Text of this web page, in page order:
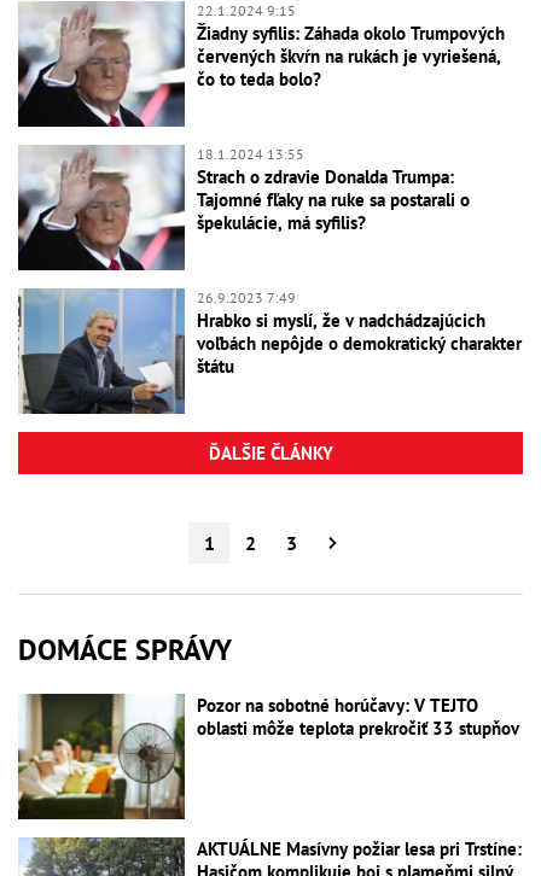
22.1.2024 9:15
Žiadny syfilis: Záhada okolo Trumpových
červených škvŕn na rukách je vyriešená,
čo to teda bolo?
18.1.2024 13:55
Strach o zdravie Donalda Trumpa:
Tajomné fľaky na ruke sa postarali o
špekulácie, má syfilis?
26.9.2023 7:49
Hrabko si myslí, že v nadchádzajúcich
voľbách nepôjde o demokratický charakter
štátu
ĎALŠIE ČLÁNKY
1 2 3
DOMÁCE SPRÁVY
Pozor na sobotné horúčavy: V TEJTO
oblasti môže teplota prekročiť 33 stupňov
AKTUÁLNE Masívny požiar lesa pri Trstíne: